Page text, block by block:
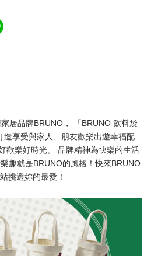
居品牌BRUNO， 「BRUNO 飲料袋
造享受與家人、朋友歡樂出遊幸福配
歡樂好時光。 品牌精神為快樂的生活
趣就是BRUNO的風格！快來BRUNO
挑選妳的最愛！